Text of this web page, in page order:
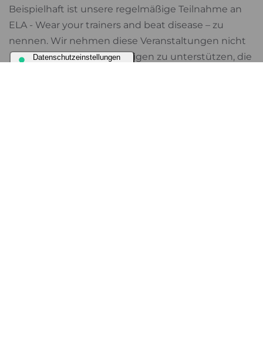
Beispielhaft ist unsere regelmäßige Teilnahme an
ELA - Wear your trainers and beat disease – zu
nennen. Wir nehmen diese Veranstaltungen nicht
nur zum Anlass, um diejenigen zu unterstützen, die